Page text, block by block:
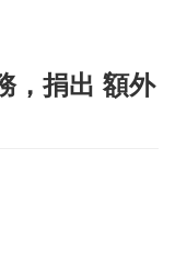
，捐出 額外